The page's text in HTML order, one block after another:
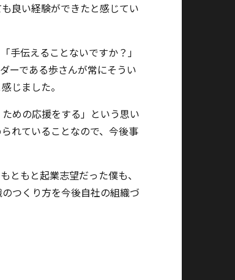
良い経験ができたと感じてい
手伝えることないですか？」
ーである歩さんが常にそうい
じました。
めの応援をする」という思い
れていることなので、今後事
ともと起業志望だった僕も、
つくり方を今後自社の組織づ